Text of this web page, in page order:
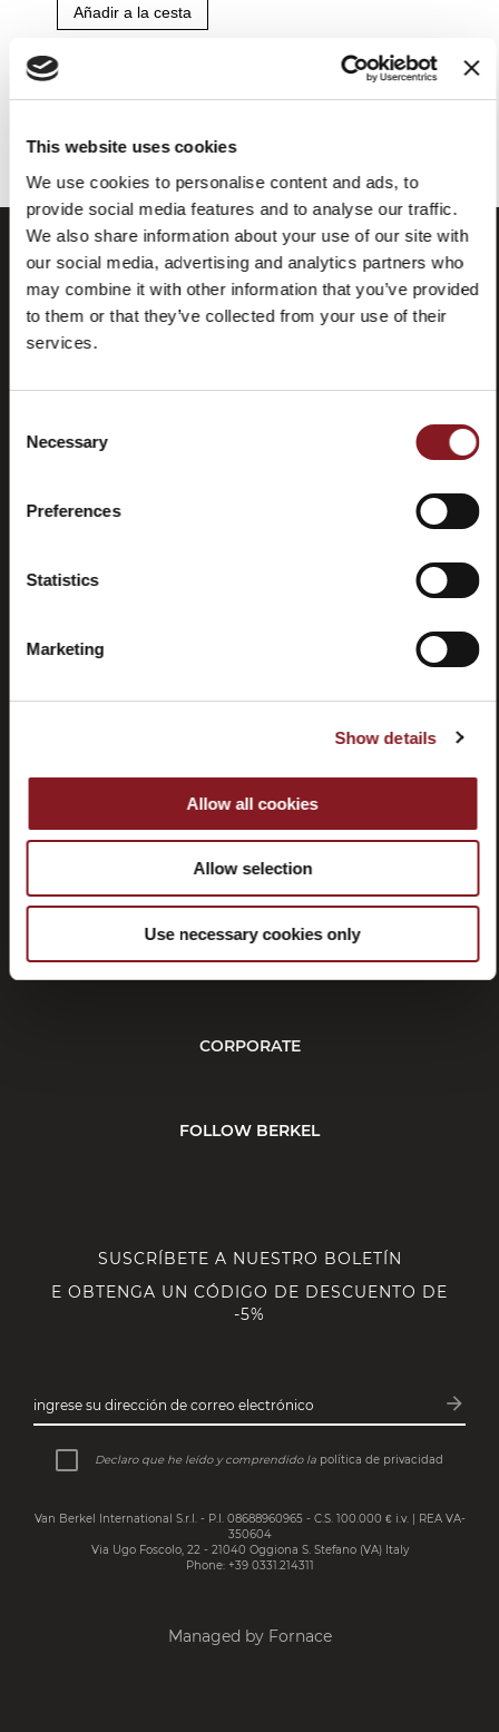
This website uses cookies
We use cookies to personalise content and ads, to
provide social media features and to analyse our traffic.
We also share information about your use of our site with
our social media, advertising and analytics partners who
may combine it with other information that you’ve provided
to them or that they’ve collected from your use of their
services.
Selection
Necessary
Preferences
Statistics
Marketing
Show details
Allow all cookies
Allow selection
Use necessary cookies only
Añadir a la cesta
Rescisión
CUSTOMER SERVICE
CORPORATE
FOLLOW BERKEL
SUSCRÍBETE A NUESTRO BOLETÍN
E OBTENGA UN CÓDIGO DE DESCUENTO DE
-5%
ingrese su dirección de correo electrónico arrow_forward
Declaro que he leído y comprendido la política de privacidad
Van Berkel International S.r.l. - P.I. 08688960965 - C.S. 100.000 € i.v. | REA VA-
350604
Via Ugo Foscolo, 22 - 21040 Oggiona S. Stefano (VA) Italy
Phone: +39 0331.214311
Managed by Fornace